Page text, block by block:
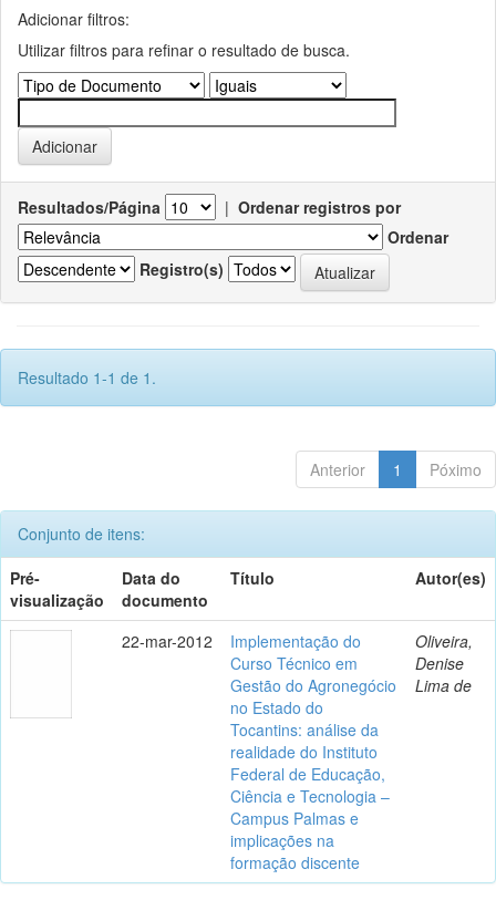
Adicionar filtros:
Utilizar filtros para refinar o resultado de busca.
Resultados/Página | Ordenar registros por
Ordenar
Registro(s)
Resultado 1-1 de 1.
Anterior 1 Póximo
Conjunto de itens:
Pré-
visualização
Data do
documento
Título Autor(es)
22-mar-2012
Implementação do
Curso Técnico em
Gestão do Agronegócio
no Estado do
Tocantins: análise da
realidade do Instituto
Federal de Educação,
Ciência e Tecnologia –
Campus Palmas e
implicações na
formação discente
Oliveira,
Denise
Lima de